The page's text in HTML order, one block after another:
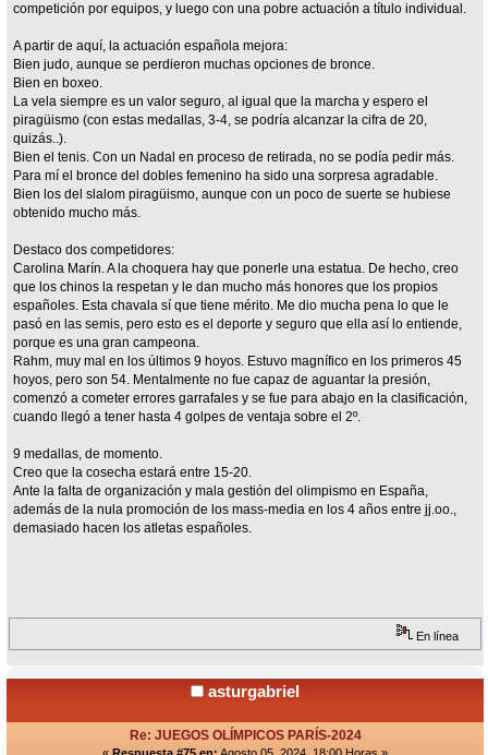
competición por equipos, y luego con una pobre actuación a título individual.
A partir de aquí, la actuación española mejora:
Bien judo, aunque se perdieron muchas opciones de bronce.
Bien en boxeo.
La vela siempre es un valor seguro, al igual que la marcha y espero el
piragüismo (con estas medallas, 3-4, se podría alcanzar la cifra de 20,
quizás..).
Bien el tenis. Con un Nadal en proceso de retirada, no se podía pedir más.
Para mí el bronce del dobles femenino ha sido una sorpresa agradable.
Bien los del slalom piragüismo, aunque con un poco de suerte se hubiese
obtenido mucho más.
Destaco dos competidores:
Carolina Marín. A la choquera hay que ponerle una estatua. De hecho, creo
que los chinos la respetan y le dan mucho más honores que los propios
españoles. Esta chavala sí que tiene mérito. Me dio mucha pena lo que le
pasó en las semis, pero esto es el deporte y seguro que ella así lo entiende,
porque es una gran campeona.
Rahm, muy mal en los últimos 9 hoyos. Estuvo magnífico en los primeros 45
hoyos, pero son 54. Mentalmente no fue capaz de aguantar la presión,
comenzó a cometer errores garrafales y se fue para abajo en la clasificación,
cuando llegó a tener hasta 4 golpes de ventaja sobre el 2º.
9 medallas, de momento.
Creo que la cosecha estará entre 15-20.
Ante la falta de organización y mala gestión del olimpismo en España,
además de la nula promoción de los mass-media en los 4 años entre jj.oo.,
demasiado hacen los atletas españoles.
En línea
asturgabriel
Re: JUEGOS OLÍMPICOS PARÍS-2024